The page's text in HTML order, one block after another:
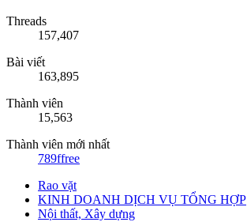
Threads
157,407
Bài viết
163,895
Thành viên
15,563
Thành viên mới nhất
789ffree
Rao vặt
KINH DOANH DỊCH VỤ TỔNG HỢP
Nội thất, Xây dựng